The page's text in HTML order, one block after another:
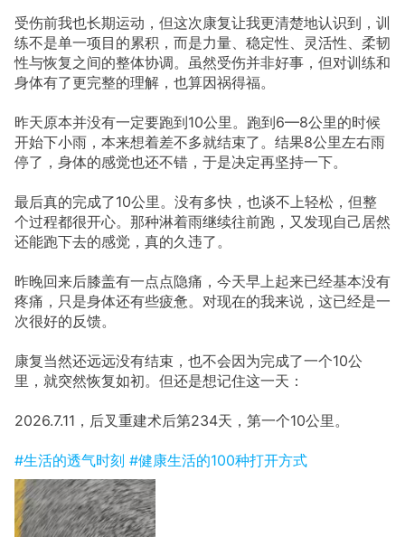
受伤前我也长期运动，但这次康复让我更清楚地认识到，训
练不是单一项目的累积，而是力量、稳定性、灵活性、柔韧
性与恢复之间的整体协调。虽然受伤并非好事，但对训练和
身体有了更完整的理解，也算因祸得福。
昨天原本并没有一定要跑到10公里。跑到6—8公里的时候
开始下小雨，本来想着差不多就结束了。结果8公里左右雨
停了，身体的感觉也还不错，于是决定再坚持一下。
最后真的完成了10公里。没有多快，也谈不上轻松，但整
个过程都很开心。那种淋着雨继续往前跑，又发现自己居然
还能跑下去的感觉，真的久违了。
昨晚回来后膝盖有一点点隐痛，今天早上起来已经基本没有
疼痛，只是身体还有些疲惫。对现在的我来说，这已经是一
次很好的反馈。
康复当然还远远没有结束，也不会因为完成了一个10公
里，就突然恢复如初。但还是想记住这一天：
2026.7.11，后叉重建术后第234天，第一个10公里。
#生活的透气时刻 #健康生活的100种打开方式